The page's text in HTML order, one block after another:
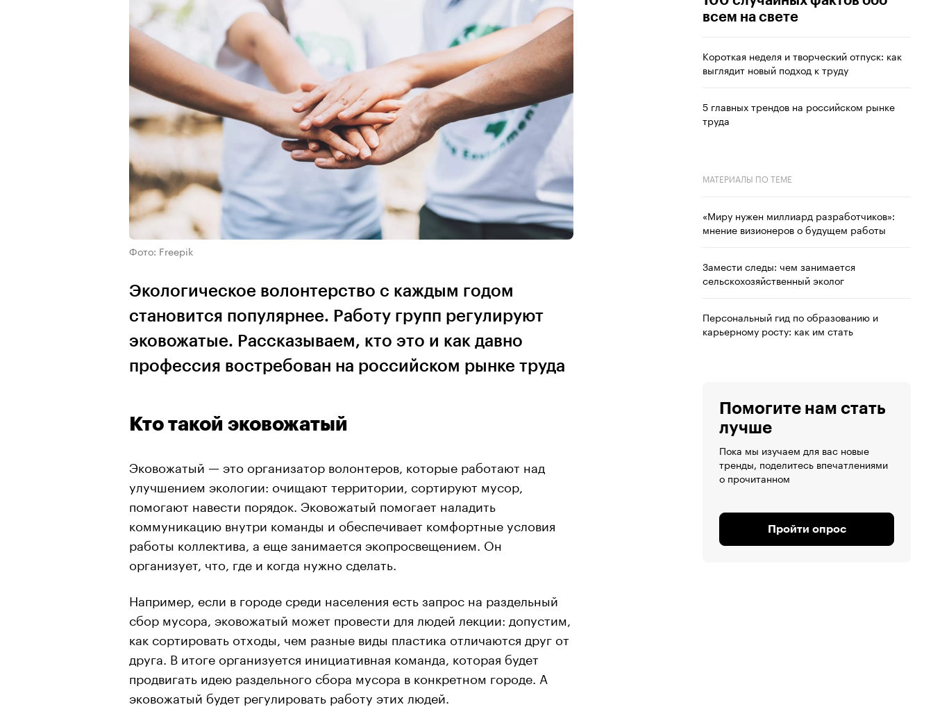
Фото: Freepik
Экологическое волонтерство с каждым годом
становится популярнее. Работу групп регулируют
эковожатые. Рассказываем, кто это и как давно
профессия востребован на российском рынке труда
Кто такой эковожатый
Эковожатый — это организатор волонтеров, которые работают над
улучшением экологии: очищают территории, сортируют мусор,
помогают навести порядок. Эковожатый помогает наладить
коммуникацию внутри команды и обеспечивает комфортные условия
работы коллектива, а еще занимается экопросвещением. Он
организует, что, где и когда нужно сделать.
Например, если в городе среди населения есть запрос на раздельный
сбор мусора, эковожатый может провести для людей лекции: допустим,
как сортировать отходы, чем разные виды пластика отличаются друг от
друга. В итоге организуется инициативная команда, которая будет
продвигать идею раздельного сбора мусора в конкретном городе. А
эковожатый будет регулировать работу этих людей.
всем на свете
Короткая неделя и творческий отпуск: как
выглядит новый подход к труду
5 главных трендов на российском рынке
труда
МАТЕРИАЛЫ ПО ТЕМЕ
«Миру нужен миллиард разработчиков»:
мнение визионеров о будущем работы
Замести следы: чем занимается
сельскохозяйственный эколог
Персональный гид по образованию и
карьерному росту: как им стать
Помогите нам стать
лучше
Пока мы изучаем для вас новые
тренды, поделитесь впечатлениями
о прочитанном
Пройти опрос